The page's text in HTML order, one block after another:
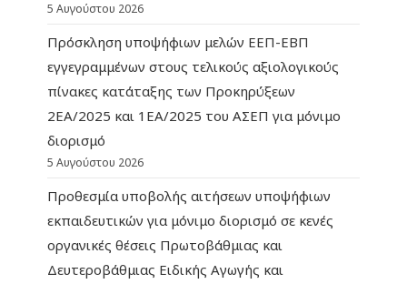
5 Αυγούστου 2026
Πρόσκληση υποψήφιων μελών ΕΕΠ-ΕΒΠ
εγγεγραμμένων στους τελικούς αξιολογικούς
πίνακες κατάταξης των Προκηρύξεων
2ΕΑ/2025 και 1ΕΑ/2025 του ΑΣΕΠ για μόνιμο
διορισμό
5 Αυγούστου 2026
Προθεσμία υποβολής αιτήσεων υποψήφιων
εκπαιδευτικών για μόνιμο διορισμό σε κενές
οργανικές θέσεις Πρωτοβάθμιας και
Δευτεροβάθμιας Ειδικής Αγωγής και